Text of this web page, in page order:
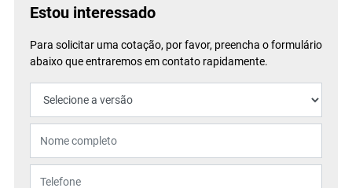
Estou interessado
Para solicitar uma cotação, por favor, preencha o formulário
abaixo que entraremos em contato rapidamente.